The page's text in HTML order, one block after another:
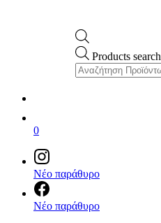
Products search
0
Νέο παράθυρο
Νέο παράθυρο